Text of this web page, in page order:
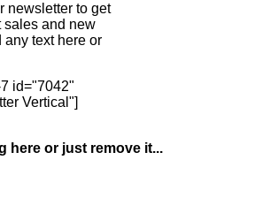
newsletter to get
sales and new
any text here or
id="7042"
Vertical"]
here or just remove it...